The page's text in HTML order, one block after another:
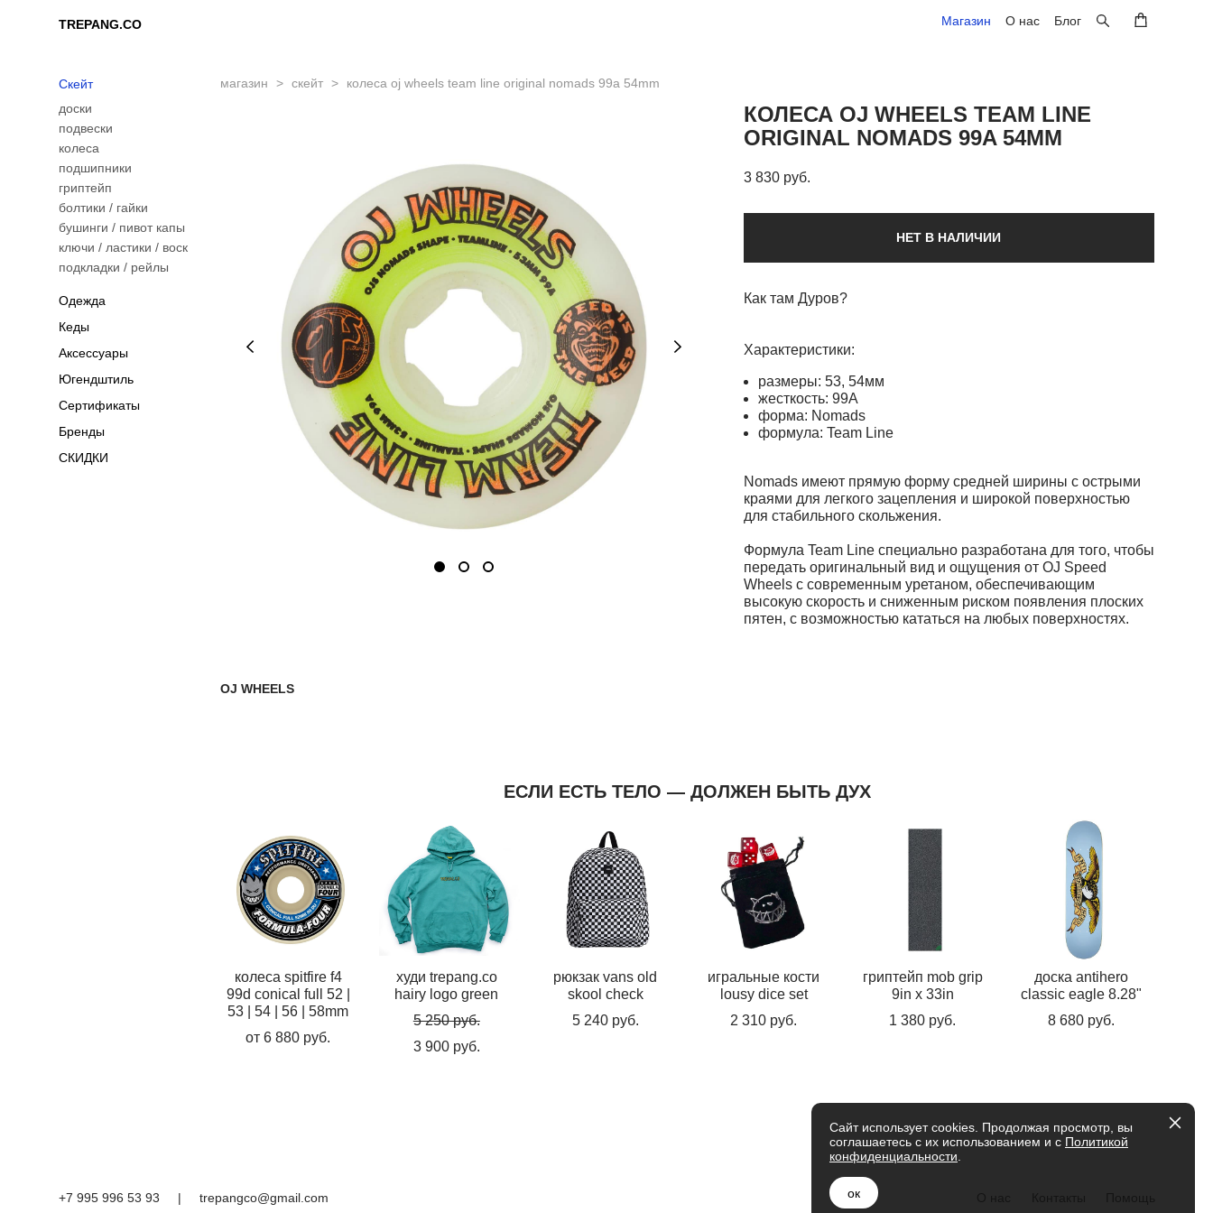
TREPANG.CO Магазин О нас Блог
TREPANG.CO Магазин О нас Блог
Скейт
доски
подвески
колеса
подшипники
гриптейп
болтики / гайки
бушинги / пивот капы
ключи / ластики / воск
подкладки / рейлы
Одежда
Кеды
Аксессуары
Югендштиль
Сертификаты
Бренды
СКИДКИ
магазин > скейт > колеса oj wheels team line original nomads 99a 54mm
КОЛЕСА OJ WHEELS TEAM LINE
ORIGINAL NOMADS 99A 54MM
3 830 pуб.
НЕТ В НАЛИЧИИ
Как там Дуров?
Характеристики:
размеры: 53, 54мм
жесткость: 99А
форма: Nomads
формула: Team Line
Nomads имеют прямую форму средней ширины с острыми
краями для легкого зацепления и широкой поверхностью
для стабильного скольжения.
Формула Team Line специально разработана для того, чтобы
передать оригинальный вид и ощущения от OJ Speed
Wheels с современным уретаном, обеспечивающим
высокую скорость и сниженным риском появления плоских
пятен, с возможностью кататься на любых поверхностях.
OJ WHEELS
ЕСЛИ ЕСТЬ ТЕЛО — ДОЛЖЕН БЫТЬ ДУХ
колеса spitfire f4
99d conical full 52 |
53 | 54 | 56 | 58mm
от 6 880 pуб.
худи trepang.co
hairy logo green
5 250 pуб.
3 900 pуб.
рюкзак vans old
skool check
5 240 pуб.
игральные кости
lousy dice set
2 310 pуб.
гриптейп mob grip
9in x 33in
1 380 pуб.
доска antihero
classic eagle 8.28"
8 680 pуб.
+7 995 996 53 93 | trepangco@gmail.com
Сайт использует cookies. Продолжая просмотр, вы
соглашаетесь с их использованием и с Политикой
конфиденциальности
ок